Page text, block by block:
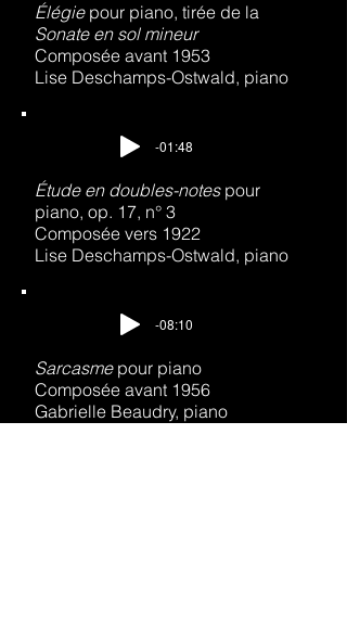
Élégiepour piano, tirée de la
Sonate en sol mineur
Composée avant 1953
Lise Deschamps-Ostwald, piano
-01:48
Étude en doubles-notespour
piano, op. 17, n° 3
Composée vers 1922
Lise Deschamps-Ostwald, piano
-08:10
Sarcasmepour piano
Composée avant 1956
Gabrielle Beaudry, piano